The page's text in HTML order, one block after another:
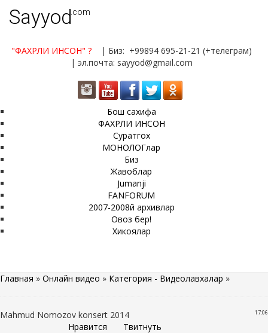
Sayyod.com
"ФАХРЛИ ИНСОН" ?
| Биз: +99894 695-21-21 (+телеграм)
| эл.почта: sayyod@gmail.com
Бош сахифа
ФАХРЛИ ИНСОН
Суратгох
МОНОЛОГлар
Биз
Жавоблар
Jumanji
FANFORUM
2007-2008й архивлар
Овоз бер!
Хикоялар
Главная » Онлайн видео » Категория - Видеолавхалар »
17:06
Mahmud Nomozov konsert 2014
Нравится
Твитнуть